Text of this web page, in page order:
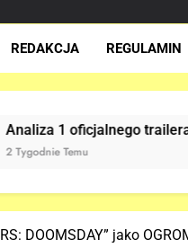
News
Newsów W Sieci
REDAKCJA REGULAMIN
trailera „AVENGERS:
DOOMSDAY” jako